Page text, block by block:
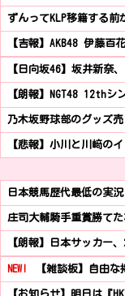
ずんってKLP移籍する前
【吉報】AKB48 伊藤
【日向坂46】坂井新
【朗報】NGT48 12th
乃木坂野球部のグッズ
【悲報】小川と川﨑の
日本競馬歴代最低の実況
庄司大輔騎手重賞勝て
【朗報】日本サッカー、
NEW! 【雑談板】自由